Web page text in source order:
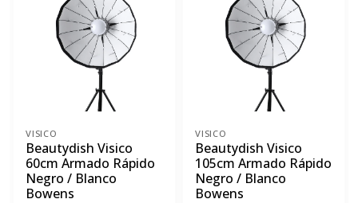
VISICO
Beautydish Visico
60cm Armado Rápido
Negro / Blanco
Bowens
VISICO
Beautydish Visico
105cm Armado Rápido
Negro / Blanco
Bowens